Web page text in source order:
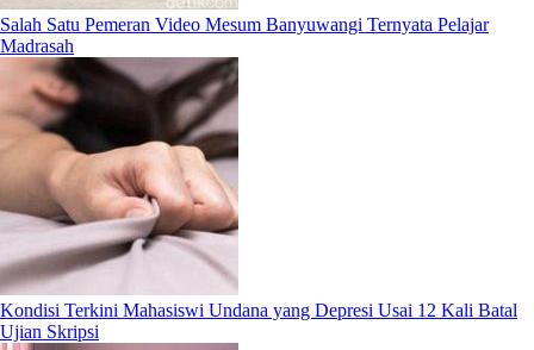
Salah Satu Pemeran Video Mesum Banyuwangi Ternyata Pelajar
Madrasah
Kondisi Terkini Mahasiswi Undana yang Depresi Usai 12 Kali Batal
Ujian Skripsi